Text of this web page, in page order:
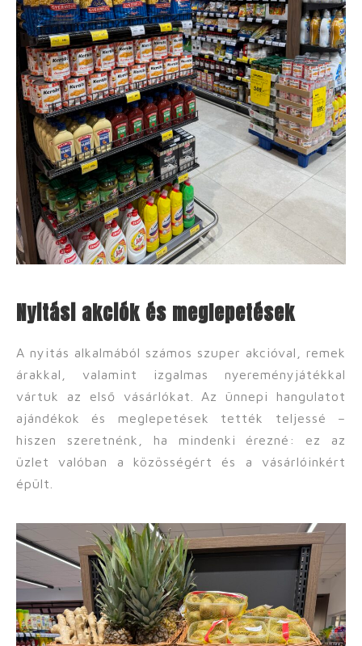
Nyitási akciók és meglepetések
A nyitás alkalmából számos szuper akcióval, remek
árakkal, valamint izgalmas nyereményjátékkal
vártuk az első vásárlókat. Az ünnepi hangulatot
ajándékok és meglepetések tették teljessé –
hiszen szeretnénk, ha mindenki érezné: ez az
üzlet valóban a közösségért és a vásárlóinkért
épült.